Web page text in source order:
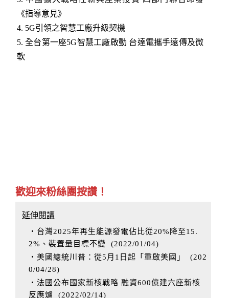
《指導意見》
4. 5G引領之智慧工廠升級契機
5.全台第一座5G智慧工廠啟動 台達電攜手遠傳及微
軟
歡迎來粉絲團按讚！
延伸閱讀
‧台灣2025年再生能源發電佔比從20%降至15.
2%、裝置量目標不變 (2022/01/04)
‧美國總統川普：從5月1日起「重啟美國」
(202
0/04/28)
‧法國公布國家新核戰略 融資600億建六座新核
反應爐
(2022/02/14)